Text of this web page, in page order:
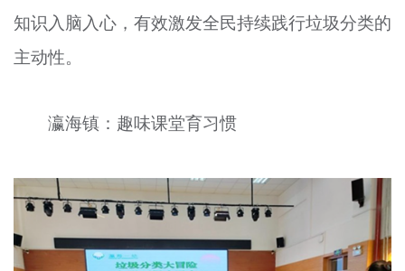
知识入脑入心，有效激发全民持续践行垃圾分类的
主动性。
瀛海镇：趣味课堂育习惯